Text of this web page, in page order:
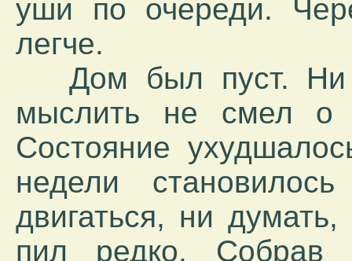
уши по очереди.
легче.
Дом был пуст. Ни
мыслить не смел
Состояние
недели
двигаться, ни
пил редко.